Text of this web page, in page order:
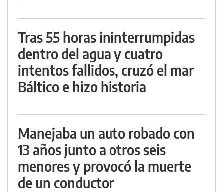
Tras 55 horas ininterrumpidas
dentro del agua y cuatro
intentos fallidos, cruzó el mar
Báltico e hizo historia
Manejaba un auto robado con
13 años junto a otros seis
menores y provocó la muerte
de un conductor